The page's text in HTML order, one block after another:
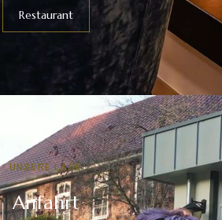
Restaurant
UNSERE LAGE
Anfahrt